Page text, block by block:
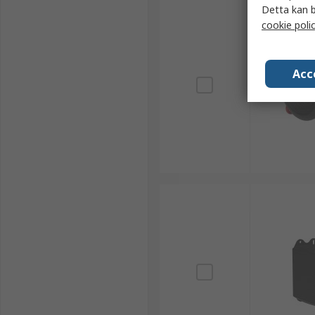
Detta kan
cookie